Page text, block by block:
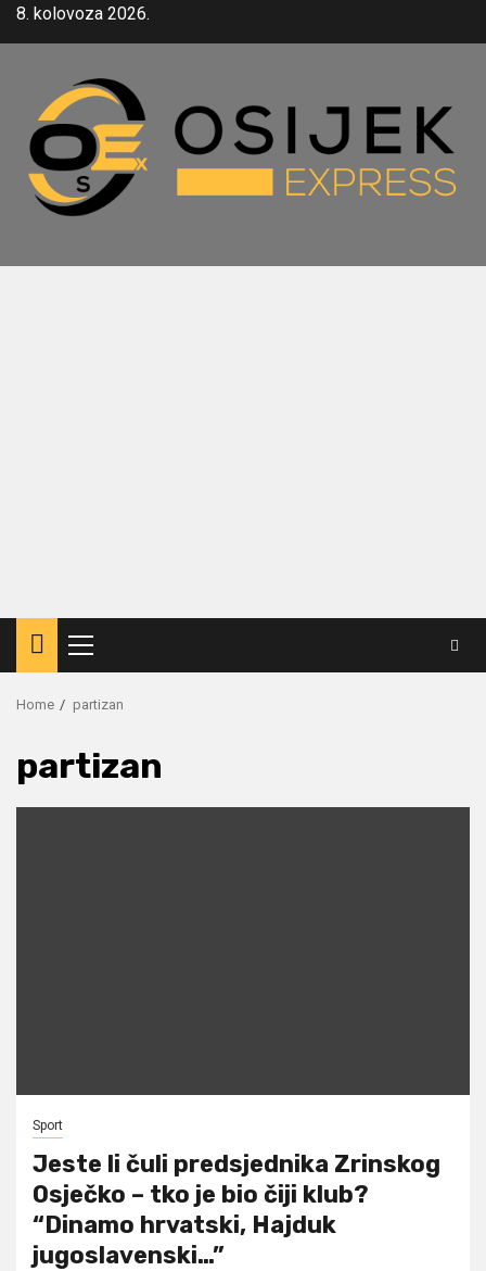
Skip8. kolovoza 2026.
Primary
Menu
Home partizan
partizan
Sport
Jeste li čuli predsjednika Zrinskog
Osječko – tko je bio čiji klub?
“Dinamo hrvatski, Hajduk
jugoslavenski…”